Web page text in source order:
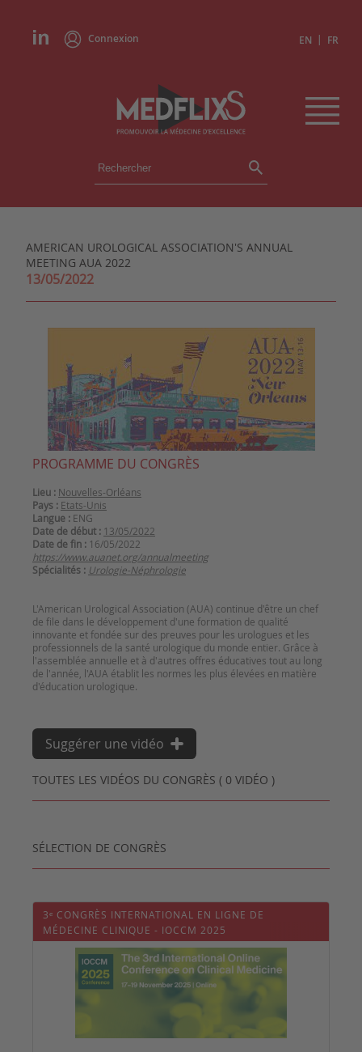
Connexion EN | FR
ÉVÉNEMENTS
INSTITUTIONS
CONGRÈS EN RÉSUMÉ
AMERICAN UROLOGICAL ASSOCIATION'S ANNUAL
MEETING AUA 2022
13/05/2022
PROGRAMME DU CONGRÈS
Lieu : Nouvelles-Orléans
Pays : Etats-Unis
Langue : ENG
Date de début : 13/05/2022
Date de fin : 16/05/2022
https://www.auanet.org/annualmeeting
Spécialités : Urologie-Néphrologie
L'American Urological Association (AUA) continue d'être un chef
de file dans le développement d'une formation de qualité
innovante et fondée sur des preuves pour les urologues et les
professionnels de la santé urologique du monde entier. Grâce à
l'assemblée annuelle et à d'autres offres éducatives tout au long
de l'année, l'AUA établit les normes les plus élevées en matière
TOUTES LES VIDÉOS DU CONGRÈS ( 0 VIDÉO )
Suggérer une vidéo
SÉLECTION DE CONGRÈS
3ᵉ CONGRÈS INTERNATIONAL EN LIGNE DE
MÉDECINE CLINIQUE - IOCCM 2025